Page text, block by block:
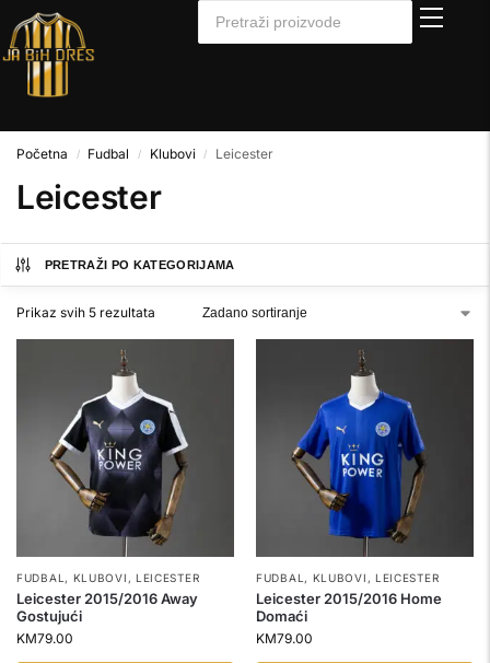
Početna / Fudbal / Klubovi / Leicester
Leicester
PRETRAŽI PO KATEGORIJAMA
Prikaz svih 5 rezultata
FUDBAL , KLUBOVI , LEICESTER
Leicester 2015/2016 Away
Gostujući
KM79.00
FUDBAL , KLUBOVI , LEICESTER
Leicester 2015/2016 Home
Domaći
KM79.00